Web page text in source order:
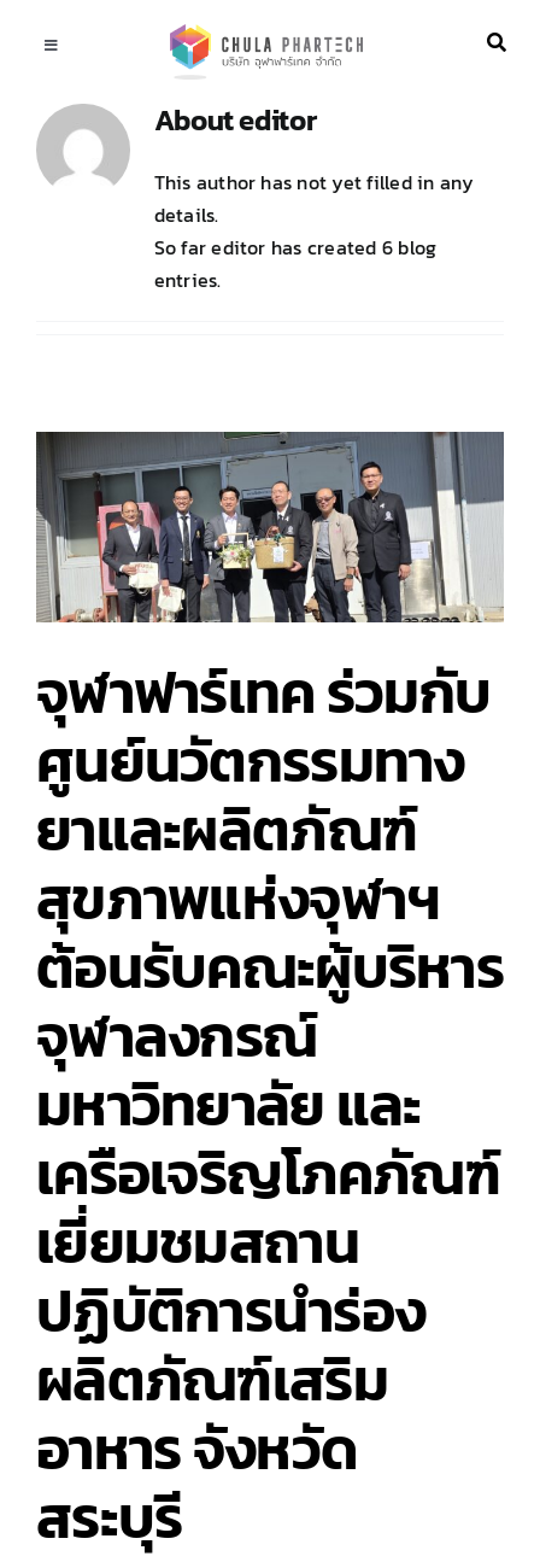
Toggle
ABOUT US
RESEARCH & INNOVATION
Abouteditor
This author has not yet filled in any
details.
So far editor has created 6 blog
entries.
จุฬาฟาร์เทค ร่วมกับ
ศูนย์นวัตกรรมทาง
ยาและผลิตภัณฑ์
สุขภาพแห่งจุฬาฯ
ต้อนรับคณะผู้บริหาร
จุฬาลงกรณ์
มหาวิทยาลัย และ
เครือเจริญโภคภัณฑ์
เยี่ยมชมสถาน
ปฏิบัติการนำร่อง
ผลิตภัณฑ์เสริม
อาหาร จังหวัด
สระบุรี